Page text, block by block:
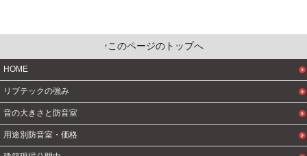
このページのトップへ
HOME
リブテックの強み
音の大きさと防音室
用途別防音室・価格